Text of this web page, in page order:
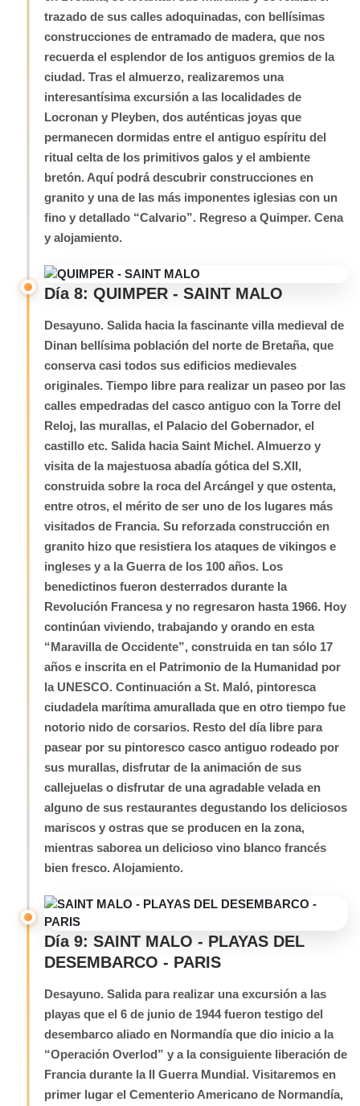
trazado de sus calles adoquinadas, con bellísimas
construcciones de entramado de madera, que nos
recuerda el esplendor de los antiguos gremios de la
ciudad. Tras el almuerzo, realizaremos una
interesantísima excursión a las localidades de
Locronan y Pleyben, dos auténticas joyas que
permanecen dormidas entre el antiguo espíritu del
ritual celta de los primitivos galos y el ambiente
bretón. Aquí podrá descubrir construcciones en
granito y una de las más imponentes iglesias con un
fino y detallado “Calvario”. Regreso a Quimper. Cena
y alojamiento.
Día 8: QUIMPER - SAINT MALO
Desayuno. Salida hacia la fascinante villa medieval de
Dinan bellísima población del norte de Bretaña, que
conserva casi todos sus edificios medievales
originales. Tiempo libre para realizar un paseo por las
calles empedradas del casco antiguo con la Torre del
Reloj, las murallas, el Palacio del Gobernador, el
castillo etc. Salida hacia Saint Michel. Almuerzo y
visita de la majestuosa abadía gótica del S.XII,
construida sobre la roca del Arcángel y que ostenta,
entre otros, el mérito de ser uno de los lugares más
visitados de Francia. Su reforzada construcción en
granito hizo que resistiera los ataques de vikingos e
ingleses y a la Guerra de los 100 años. Los
benedictinos fueron desterrados durante la
Revolución Francesa y no regresaron hasta 1966. Hoy
continúan viviendo, trabajando y orando en esta
“Maravilla de Occidente”, construida en tan sólo 17
años e inscrita en el Patrimonio de la Humanidad por
la UNESCO. Continuación a St. Maló, pintoresca
ciudadela marítima amurallada que en otro tiempo fue
notorio nido de corsarios. Resto del día libre para
pasear por su pintoresco casco antiguo rodeado por
sus murallas, disfrutar de la animación de sus
callejuelas o disfrutar de una agradable velada en
alguno de sus restaurantes degustando los deliciosos
mariscos y ostras que se producen en la zona,
mientras saborea un delicioso vino blanco francés
bien fresco. Alojamiento.
Día 9: SAINT MALO - PLAYAS DEL
DESEMBARCO - PARIS
Desayuno. Salida para realizar una excursión a las
playas que el 6 de junio de 1944 fueron testigo del
desembarco aliado en Normandía que dio inicio a la
“Operación Overlod” y a la consiguiente liberación de
Francia durante la II Guerra Mundial. Visitaremos en
primer lugar el Cementerio Americano de Normandía,